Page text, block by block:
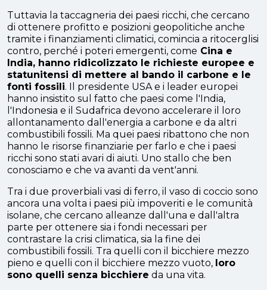
Tuttavia la taccagneria dei paesi ricchi, che cercano
di ottenere profitto e posizioni geopolitiche anche
tramite i finanziamenti climatici, comincia a ritocerglisi
contro, perché i poteri emergenti, come Cina e
India, hanno ridicolizzato le richieste europee e
statunitensi di mettere al bando il carbone e le
fonti fossili. Il presidente USA e i leader europei
hanno insistito sul fatto che paesi come l'India,
l'Indonesia e il Sudafrica devono accelerare il loro
allontanamento dall'energia a carbone e da altri
combustibili fossili. Ma quei paesi ribattono che non
hanno le risorse finanziarie per farlo e che i paesi
ricchi sono stati avari di aiuti. Uno stallo che ben
conosciamo e che va avanti da vent'anni.
Tra i due proverbiali vasi di ferro, il vaso di coccio sono
ancora una volta i paesi più impoveriti e le comunità
isolane, che cercano alleanze dall'una e dall'altra
parte per ottenere sia i fondi necessari per
contrastare la crisi climatica, sia la fine dei
combustibili fossili. Tra quelli con il bicchiere mezzo
pieno e quelli con il bicchiere mezzo vuoto, loro
sono quelli senza bicchiere da una vita.